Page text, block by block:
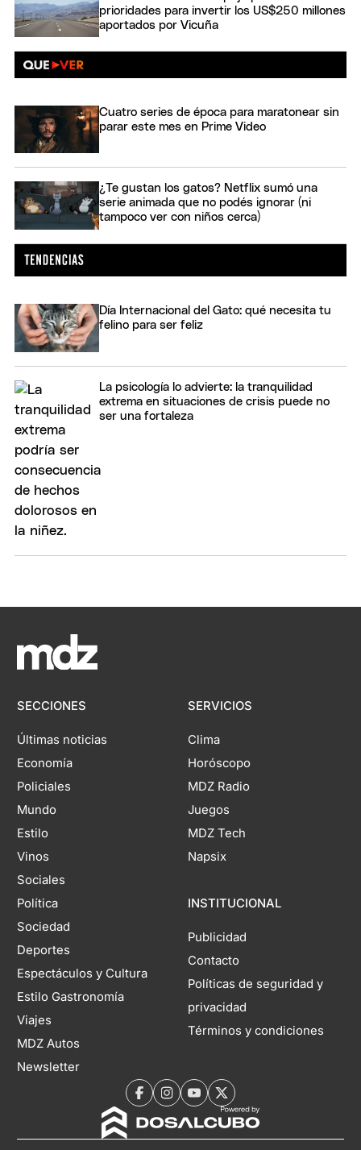
prioridades para invertir los US$250 millones
aportados por Vicuña
Cuatro series de época para maratonear sin
parar este mes en Prime Video
¿Te gustan los gatos? Netflix sumó una
serie animada que no podés ignorar (ni
tampoco ver con niños cerca)
Día Internacional del Gato: qué necesita tu
felino para ser feliz
La psicología lo advierte: la tranquilidad
extrema en situaciones de crisis puede no
ser una fortaleza
SECCIONES
Últimas noticias
Economía
Policiales
Mundo
Estilo
Vinos
Sociales
Política
Sociedad
Deportes
Espectáculos y Cultura
Estilo Gastronomía
Viajes
MDZ Autos
Newsletter
SERVICIOS
Clima
Horóscopo
MDZ Radio
Juegos
MDZ Tech
Napsix
INSTITUCIONAL
Publicidad
Contacto
Políticas de seguridad y
privacidad
Términos y condiciones